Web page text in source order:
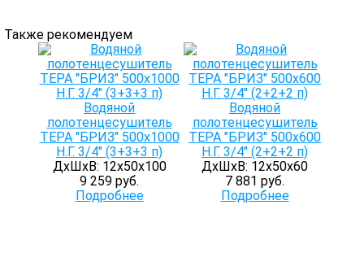
Также рекомендуем
Водяной
полотенцесушитель
ТЕРА "БРИЗ" 500х1000
Н.Г. 3/4" (3+3+3 п)
ДхШхВ: 12х50х100
9 259 руб.
Подробнее
Водяной
полотенцесушитель
ТЕРА "БРИЗ" 500х600
Н.Г. 3/4" (2+2+2 п)
ДхШхВ: 12х50х60
7 881 руб.
Подробнее